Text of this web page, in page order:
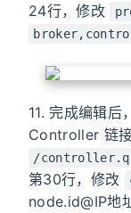
24行，修改
11. 完成编辑后
Controller 链
/
第30行，修改
node.id@IP地